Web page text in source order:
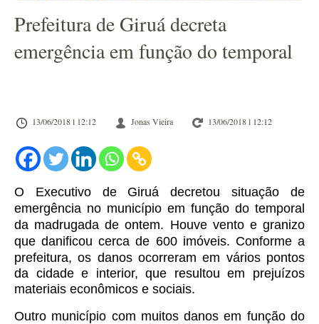
Prefeitura de Giruá decreta
emergência em função do temporal
13/06/2018 l 12:12 Jonas Vieira 13/06/2018 l 12:12
O Executivo de Giruá decretou situação de
emergência no município em função do temporal
da madrugada de ontem. Houve vento e granizo
que danificou cerca de 600 imóveis. Conforme a
prefeitura, os danos ocorreram em vários pontos
da cidade e interior, que resultou em prejuízos
materiais econômicos e sociais.
Outro município com muitos danos em função do